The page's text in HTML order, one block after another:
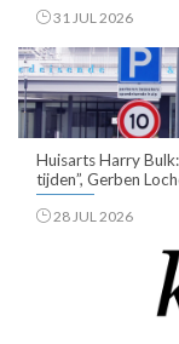
31 JUL 2026
Huisarts Harry
tijden”, Gerben
28 JUL 2026